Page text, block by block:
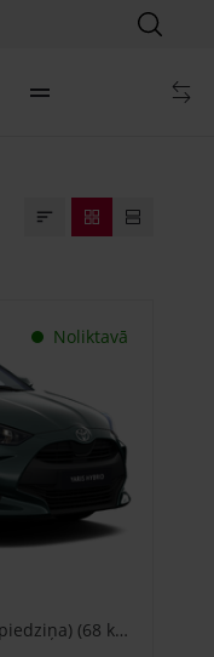
Noliktavā
Active 1.5 Hybrid 115 e-CVT (Priekšējā piedziņa) (68 kW)